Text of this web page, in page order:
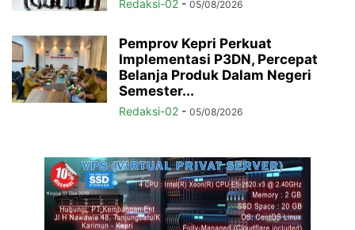
Redaksi-02 - 05/08/2026
Pemprov Kepri Perkuat
Implementasi P3DN, Percepat
Belanja Produk Dalam Negeri
Semester...
Redaksi-02 - 05/08/2026